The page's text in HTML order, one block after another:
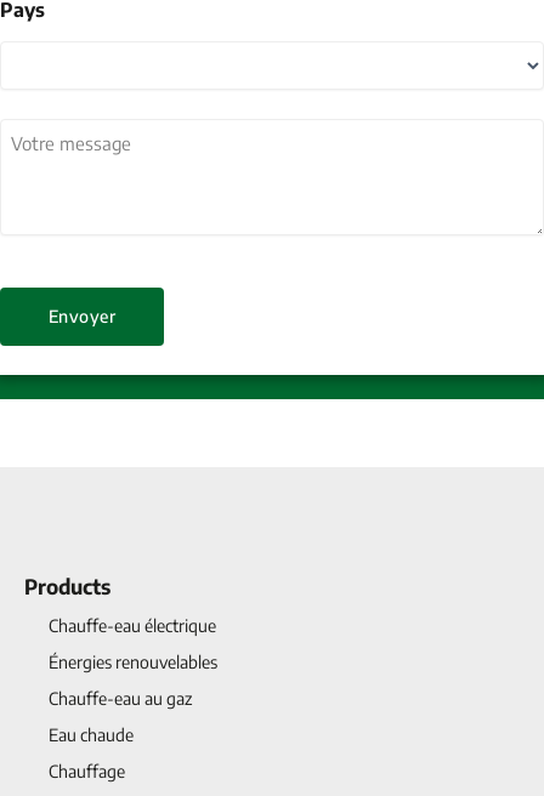
Pays
message
Products
Chauffe-eau électrique
Énergies renouvelables
Chauffe-eau au gaz
Eau chaude
Chauffage